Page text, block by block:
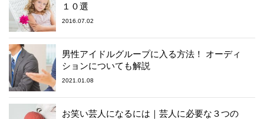
１０選
2016.07.02
男性アイドルグループに入る方法！ オーディ
ションについても解説
2021.01.08
お笑い芸人になるには｜芸人に必要な３つの